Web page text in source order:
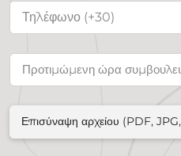
Επισύναψη αρχείου (PDF,